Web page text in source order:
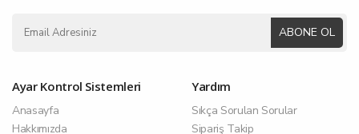
ABONE OL
Ayar Kontrol Sistemleri
Anasayfa
Hakkımızda
Yardım
Sıkça Sorulan Sorular
Sipariş Takip